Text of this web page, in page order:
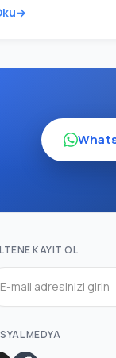
KAYIT OL
MEDYA